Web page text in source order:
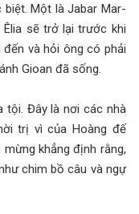
Một là Jabar Mar-
Êlia sẽ trở lại trước khi
đến và hỏi ông có phải
Gioan đã sống.
tội. Đây là nơi các nhà
trị vì của Hoàng đế
khẳng định rằng,
chim bồ câu và ngự